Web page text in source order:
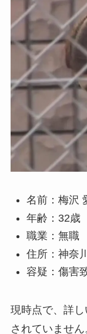
名前：梅沢
年齢：32歳
職業：無職
住所：神奈
容疑：傷害
現時点で、詳
されていません